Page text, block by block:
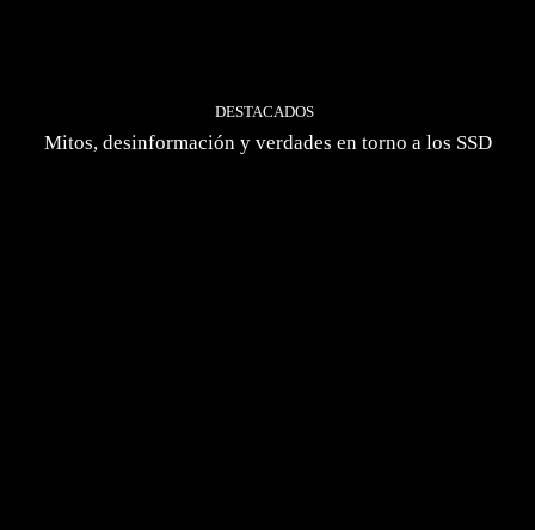
DESTACADOS
Mitos, desinformación y verdades en torno a los SSD